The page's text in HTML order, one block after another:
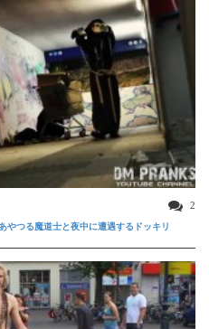
2
やつる魔道士と夜中に遭遇するドッキリ